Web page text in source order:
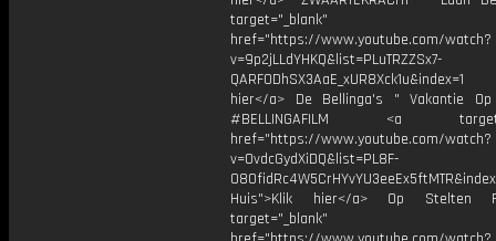
target="_blank"
href="https://www.youtube.com/watch?
v=9p2jLLdYHKQ&list=PLuTRZZSx7-
hier</a> De Bellinga's " Vakantie
#BELLINGAFILM <a
href="https://www.youtube.com/watch?
v=OvdcGydXiDQ&list=PL8F-
Huis">Klik hier</a> Op Stelten
target="_blank"